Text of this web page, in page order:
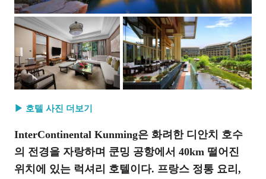
▶ 호텔 사진 더보기
InterContinental Kunming은 화려한 디안치 호수
의 전경을 자랑하며 쿤밍 공항에서 40km 떨어진
위치에 있는 럭셔리 호텔이다. 프랑스 정통 요리,